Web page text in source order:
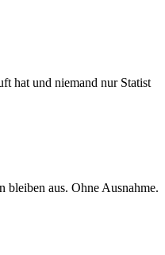
hat und niemand nur Statist
bleiben aus. Ohne Ausnahme.